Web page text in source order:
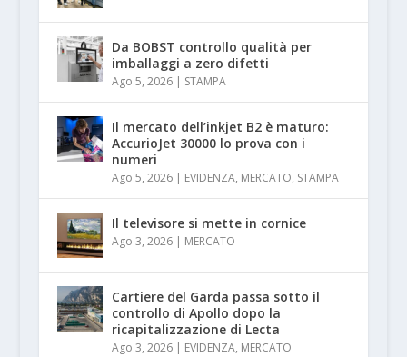
Da BOBST controllo qualità per
imballaggi a zero difetti
Ago 5, 2026| STAMPA
Il mercato dell’inkjet B2 è maturo:
AccurioJet 30000 lo prova con i
numeri
Ago 5, 2026| EVIDENZA, MERCATO, STAMPA
Il televisore si mette in cornice
Ago 3, 2026| MERCATO
Cartiere del Garda passa sotto il
controllo di Apollo dopo la
ricapitalizzazione di Lecta
Ago 3, 2026| EVIDENZA, MERCATO